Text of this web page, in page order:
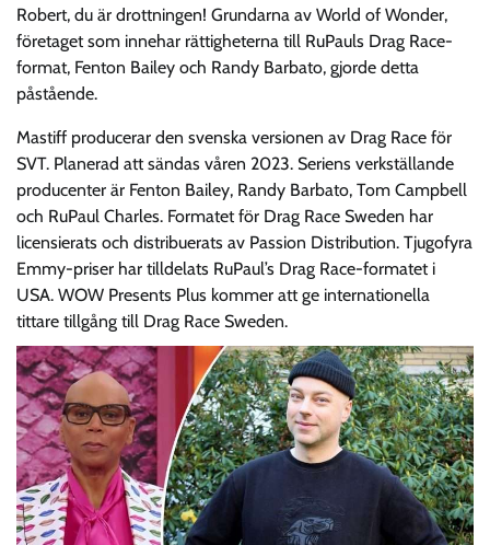
Robert, du är drottningen! Grundarna av World of Wonder,
företaget som innehar rättigheterna till RuPauls Drag Race-
format, Fenton Bailey och Randy Barbato, gjorde detta
påstående.
Mastiff producerar den svenska versionen av Drag Race för
SVT. Planerad att sändas våren 2023. Seriens verkställande
producenter är Fenton Bailey, Randy Barbato, Tom Campbell
och RuPaul Charles. Formatet för Drag Race Sweden har
licensierats och distribuerats av Passion Distribution. Tjugofyra
Emmy-priser har tilldelats RuPaul’s Drag Race-formatet i
USA. WOW Presents Plus kommer att ge internationella
tittare tillgång till Drag Race Sweden.